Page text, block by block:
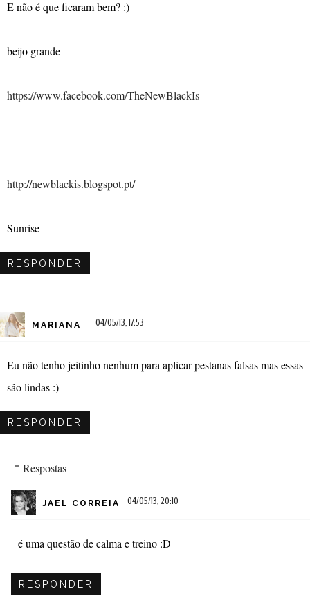
E não é que ficaram bem? :)
beijo grande
https://www.facebook.com/TheNewBlackIs
http://newblackis.blogspot.pt/
Sunrise
RESPONDER
MARIANA 04/05/13, 17:53
Eu não tenho jeitinho nenhum para aplicar pestanas falsas mas essas
são lindas :)
RESPONDER
Respostas
JAEL CORREIA 04/05/13, 20:10
é uma questão de calma e treino :D
RESPONDER